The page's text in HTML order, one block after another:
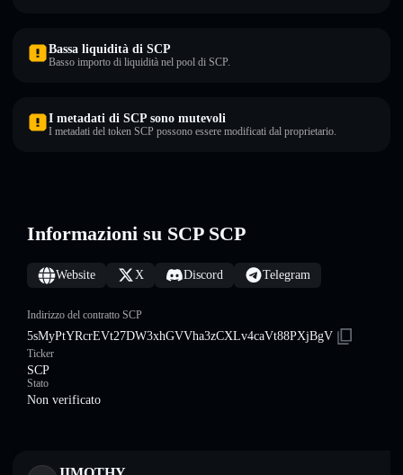
Bassa liquidità di SCP
Basso importo di liquidità nel pool di SCP.
I metadati di SCP sono mutevoli
I metadati del token SCP possono essere modificati dal proprietario.
Informazioni su SCP SCP
Website X Discord Telegram
Indirizzo del contratto SCP
5sMyPtYRcrEVt27DW3xhGVVha3zCXLv4caVt88PXjBgV
Ticker
SCP
Stato
Non verificato